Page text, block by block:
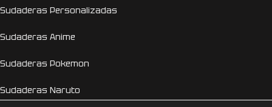
Sudaderas Personalizadas
Sudaderas Anime
Sudaderas Pokemon
Sudaderas Naruto